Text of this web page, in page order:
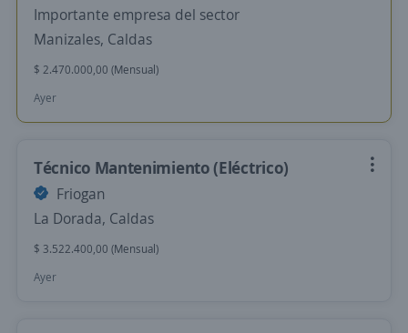
Importante empresa del sector
Manizales, Caldas
$ 2.470.000,00 (Mensual)
Ayer
Técnico Mantenimiento (Eléctrico)
Friogan
La Dorada, Caldas
$ 3.522.400,00 (Mensual)
Ayer